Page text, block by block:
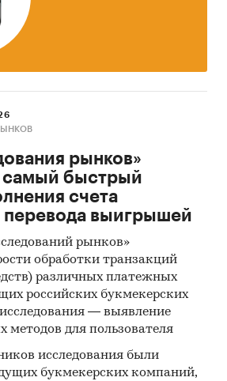
Коммунальных Нужд
Оборудования Мостовых И
Буровой Установкой
Подъемной Установкой
Назначения
Скважин
Автомобиль
рынков»
самый быстрый
счета
перевода выигрышей
рынков»
обработки транзакций
различных платежных
российских букмекерских
— выявление
методов для пользователя
исследования были
букмекерских компаний,